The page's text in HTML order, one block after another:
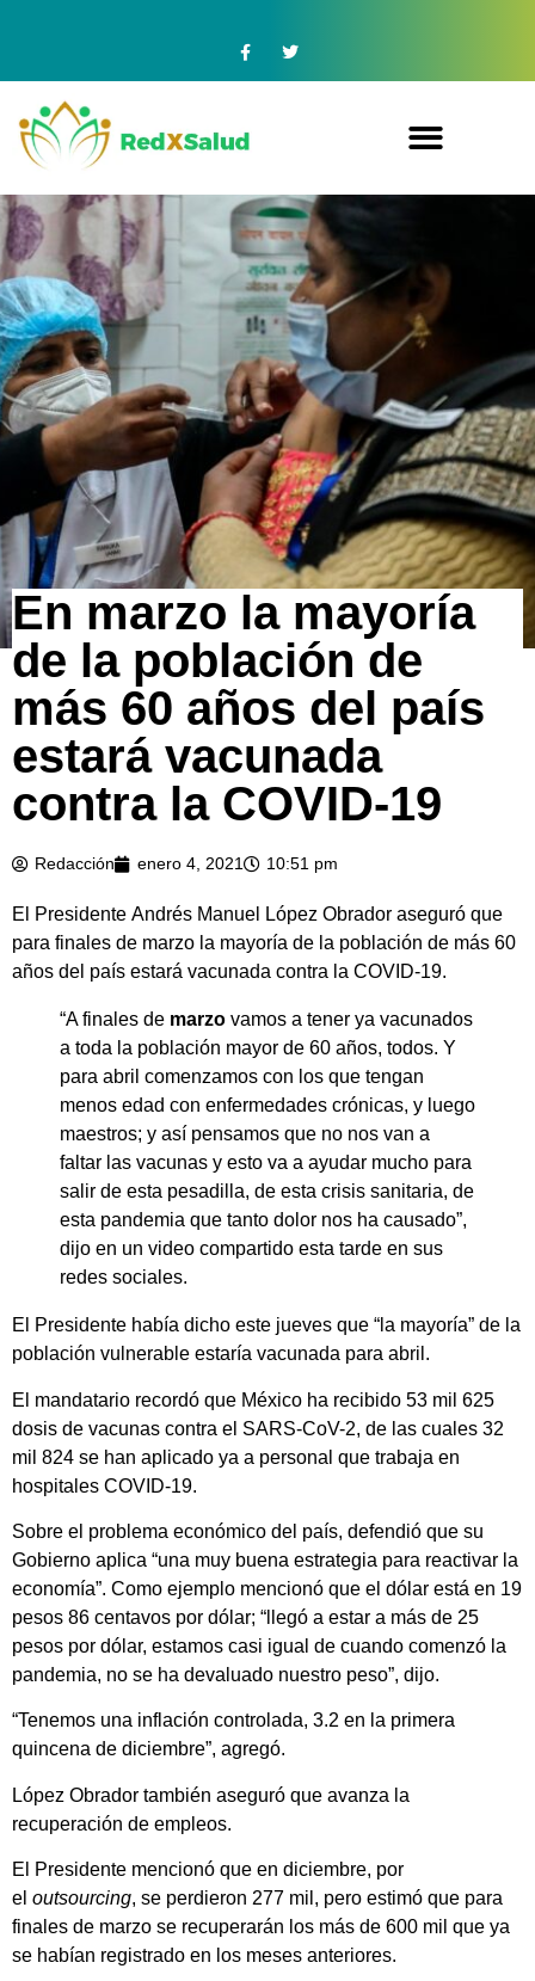
En marzo la mayoría
de la población de
más 60 años del país
estará vacunada
contra la COVID-19
Redacción enero 4, 2021 10:51 pm
El Presidente Andrés Manuel López Obrador aseguró que
para finales de marzo la mayoría de la población de más 60
años del país estará vacunada contra la COVID-19.
“A finales de marzo vamos a tener ya vacunados
a toda la población mayor de 60 años, todos. Y
para abril comenzamos con los que tengan
menos edad con enfermedades crónicas, y luego
maestros; y así pensamos que no nos van a
faltar las vacunas y esto va a ayudar mucho para
salir de esta pesadilla, de esta crisis sanitaria, de
esta pandemia que tanto dolor nos ha causado”,
dijo en un video compartido esta tarde en sus
redes sociales.
El Presidente había dicho este jueves que “la mayoría” de la
población vulnerable estaría vacunada para abril.
El mandatario recordó que México ha recibido 53 mil 625
dosis de vacunas contra el SARS-CoV-2, de las cuales 32
mil 824 se han aplicado ya a personal que trabaja en
hospitales COVID-19.
Sobre el problema económico del país, defendió que su
Gobierno aplica “una muy buena estrategia para reactivar la
economía”. Como ejemplo mencionó que el dólar está en 19
pesos 86 centavos por dólar; “llegó a estar a más de 25
pesos por dólar, estamos casi igual de cuando comenzó la
pandemia, no se ha devaluado nuestro peso”, dijo.
“Tenemos una inflación controlada, 3.2 en la primera
quincena de diciembre”, agregó.
López Obrador también aseguró que avanza la
recuperación de empleos.
El Presidente mencionó que en diciembre, por
el outsourcing, se perdieron 277 mil, pero estimó que para
finales de marzo se recuperarán los más de 600 mil que ya
se habían registrado en los meses anteriores.